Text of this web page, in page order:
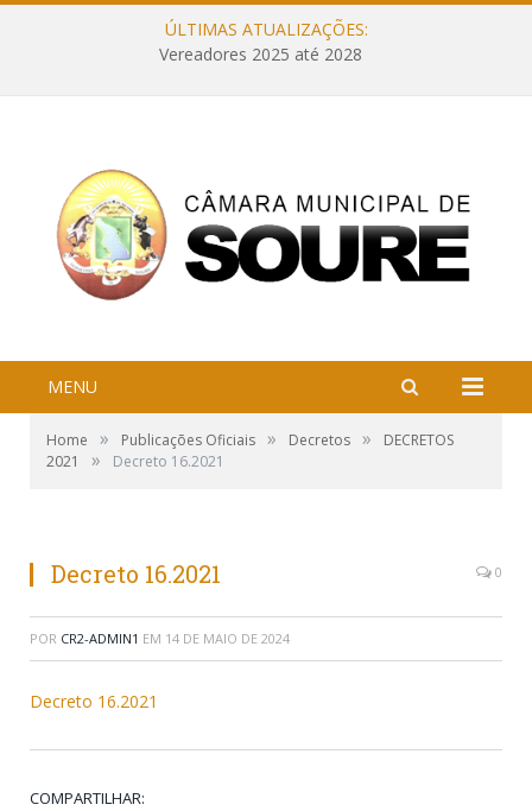
ÚLTIMAS ATUALIZAÇÕES:
Vereadores 2025 até 2028
MENU
Home » Publicações Oficiais » Decretos »
DECRETOS
2021
» Decreto 16.2021
Decreto 16.2021 0
POR CR2-ADMIN1 EM 14 DE MAIO DE 2024
Decreto 16.2021
COMPARTILHAR: